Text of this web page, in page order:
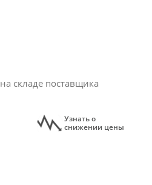
на складе поставщика
Узнать о
снижении цены